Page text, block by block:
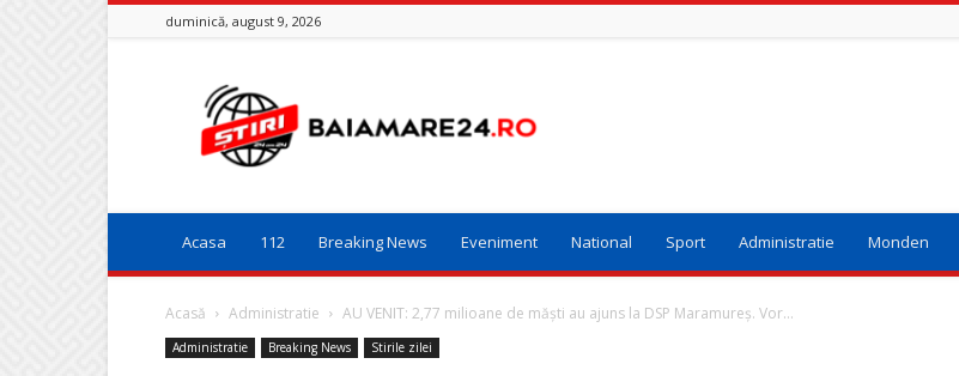
duminică, august 9, 2026
Baia
Mare
24
Acasa 112 Breaking News Eveniment National Sport Administratie Monden
Acasă Administratie AU VENIT: 2,77 milioane de măști au ajuns la DSP Maramureș. Vor...
Administratie Breaking News Stirile zilei